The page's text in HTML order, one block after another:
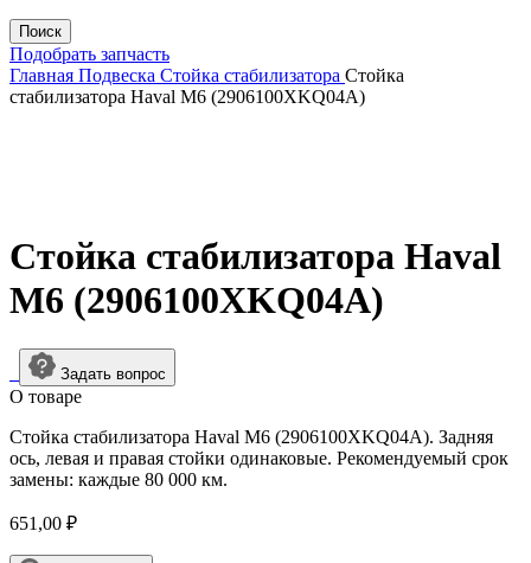
Поиск
Подобрать запчасть
Главная Подвеска Стойка стабилизатора Стойка
стабилизатора Haval M6 (2906100XKQ04A)
Стойка стабилизатора Haval
M6 (2906100XKQ04A)
Задать вопрос
О товарe
Стойка стабилизатора Haval M6 (2906100XKQ04A). Задняя
ось, левая и правая стойки одинаковые. Рекомендуемый срок
замены: каждые 80 000 км.
651,00 ₽